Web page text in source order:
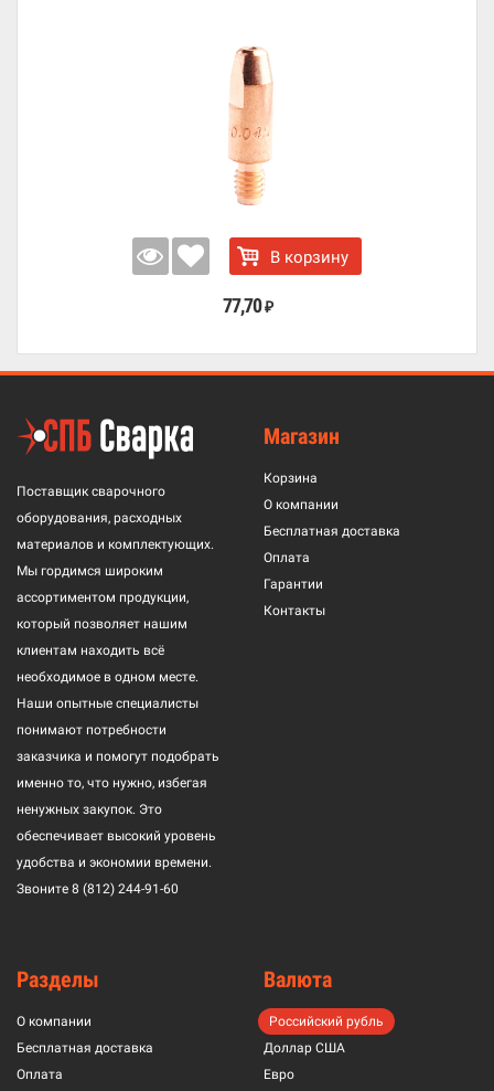
В корзину
77,70 ₽
Поставщик сварочного
оборудования, расходных
материалов и комплектующих.
Мы гордимся широким
ассортиментом продукции,
который позволяет нашим
клиентам находить всё
необходимое в одном месте.
Наши опытные специалисты
понимают потребности
заказчика и помогут подобрать
именно то, что нужно, избегая
ненужных закупок. Это
обеспечивает высокий уровень
удобства и экономии времени.
Звоните 8 (812) 244-91-60
Магазин
Корзина
О компании
Бесплатная доставка
Оплата
Гарантии
Контакты
Разделы
О компании
Бесплатная доставка
Оплата
Валюта
Российский рубль
Доллар США
Евро